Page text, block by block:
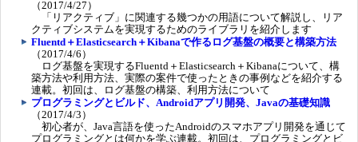
（2017/4/27）
「リアクティブ」に関連する幾つかの用語について解説し、リア
クティブシステムを実現するためのライブラリを紹介します
Fluentd＋Elasticsearch＋Kibanaで作るログ基盤の概要と構築方法
（2017/4/6）
ログ基盤を実現するFluentd＋Elasticsearch＋Kibanaについて、構
築方法や利用方法、実際の案件で使ったときの事例などを紹介する
連載。初回は、ログ基盤の構築、利用方法について
プログラミングとビルド、Androidアプリ開発、Javaの基礎知識
（2017/4/3）
初心者が、Java言語を使ったAndroidのスマホアプリ開発を通じて
プログラミングとは何かを学ぶ連載。初回は、プログラミングとビ